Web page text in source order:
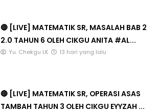
🔴 [LIVE] MATEMATIK SR, MASALAH BAB 2
2.0 TAHUN 6 OLEH CIKGU ANITA #AL...
Yu. Chekgu LK 13 hari yang lalu
🔴 [LIVE] MATEMATIK SR, OPERASI ASAS
TAMBAH TAHUN 3 OLEH CIKGU EYYZAH ...